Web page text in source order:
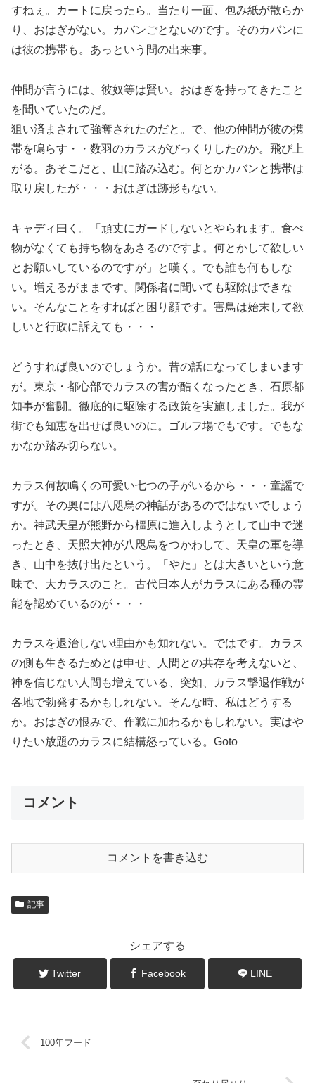
すねぇ。カートに戻ったら。当たり一面、包み紙が散らか
り、おはぎがない。カバンごとないのです。そのカバンに
は彼の携帯も。あっという間の出来事。
仲間が言うには、彼奴等は賢い。おはぎを持ってきたこと
を聞いていたのだ。
狙い済まされて強奪されたのだと。で、他の仲間が彼の携
帯を鳴らす・・数羽のカラスがびっくりしたのか。飛び上
がる。あそこだと、山に踏み込む。何とかカバンと携帯は
取り戻したが・・・おはぎは跡形もない。
キャディ曰く。「頑丈にガードしないとやられます。食べ
物がなくても持ち物をあさるのですよ。何とかして欲しい
とお願いしているのですが」と嘆く。でも誰も何もしな
い。増えるがままです。関係者に聞いても駆除はできな
い。そんなことをすればと困り顔です。害鳥は始末して欲
しいと行政に訴えても・・・
どうすれば良いのでしょうか。昔の話になってしまいます
が。東京・都心部でカラスの害が酷くなったとき、石原都
知事が奮闘。徹底的に駆除する政策を実施しました。我が
街でも知恵を出せば良いのに。ゴルフ場でもです。でもな
かなか踏み切らない。
カラス何故鳴くの可愛い七つの子がいるから・・・童謡で
すが。その奥には八咫烏の神話があるのではないでしょう
か。神武天皇が熊野から橿原に進入しようとして山中で迷
ったとき、天照大神が八咫烏をつかわして、天皇の軍を導
き、山中を抜け出たという。「やた」とは大きいという意
味で、大カラスのこと。古代日本人がカラスにある種の霊
能を認めているのが・・・
カラスを退治しない理由かも知れない。ではです。カラス
の側も生きるためとは申せ、人間との共存を考えないと、
神を信じない人間も増えている、突如、カラス撃退作戦が
各地で勃発するかもしれない。そんな時、私はどうする
か。おはぎの恨みで、作戦に加わるかもしれない。実はや
りたい放題のカラスに結構怒っている。Goto
コメント
コメントを書き込む
記事
シェアする
Twitter Facebook LINE
100年フード